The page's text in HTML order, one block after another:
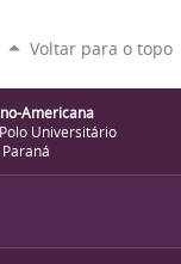
Voltar para o topo
Americana
Universitário